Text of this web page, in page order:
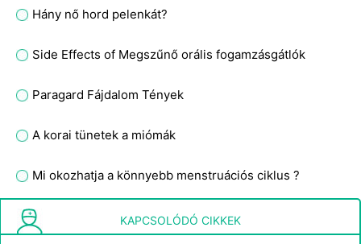
Hány nő hord pelenkát?
Side Effects of Megszűnő orális fogamzásgátlók
Paragard Fájdalom Tények
A korai tünetek a miómák
Mi okozhatja a könnyebb menstruációs ciklus ?
Súlyemelés szabályai Women
KAPCSOLÓDÓ CIKKEK